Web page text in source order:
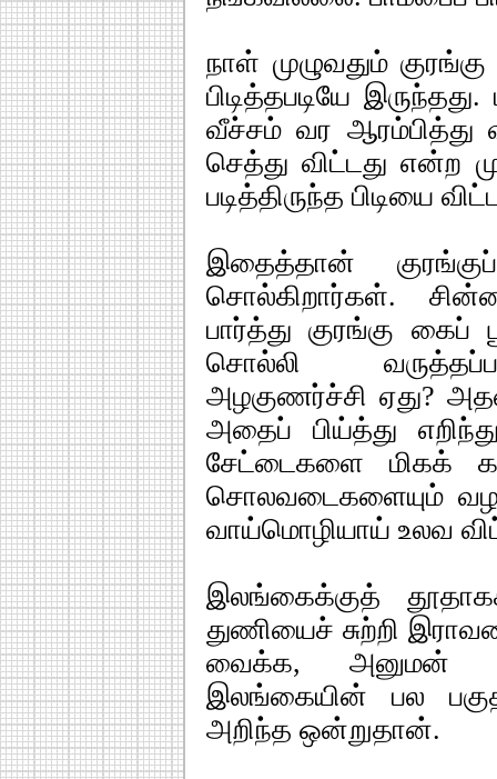
நாள் முழுவதும்
பிடித்தபடியே
வீச்சம் வர ஆரம்பித்து
செத்து விட்டது என்ற
படித்திருந்த பிடியை
இதைத்தான்
சொல்கிறார்கள்.
பார்த்து குரங்கு
சொல்லி
அழகுணர்ச்சி ஏது?
அதைப் பிய்த்து
சேட்டைகளை மிகக்
சொலவடைகளையும்
வாய்மொழியாய் உலவ
இலங்கைக்குத்
துணியைச் சுற்றி
வைக்க, அனுமன்
இலங்கையின் பல
அறிந்த ஒன்றுதான்.